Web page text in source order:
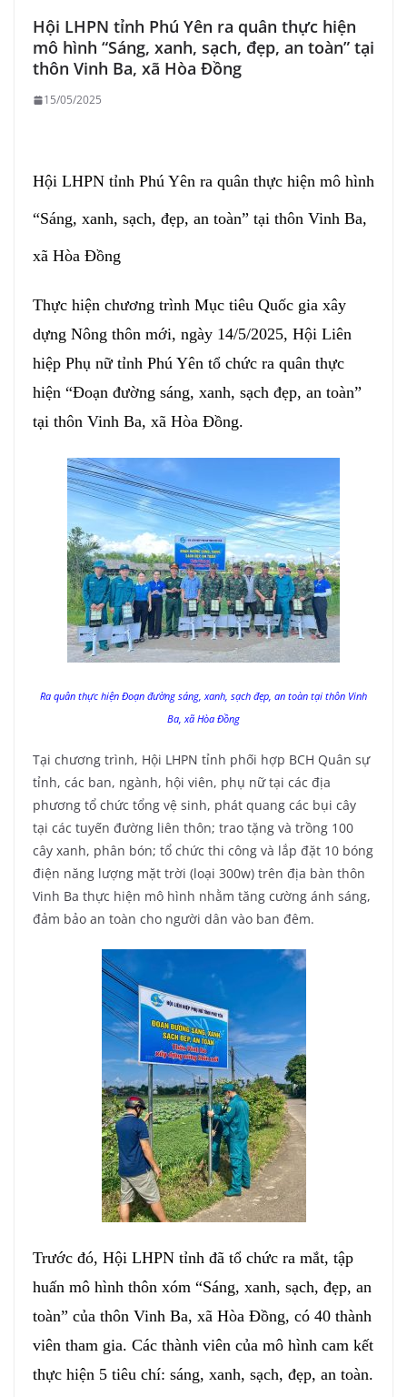
Hội LHPN tỉnh Phú Yên ra quân thực hiện
mô hình “Sáng, xanh, sạch, đẹp, an toàn” tại
thôn Vinh Ba, xã Hòa Đồng
15/05/2025
Hội LHPN tỉnh Phú Yên ra quân thực hiện mô hình
“Sáng, xanh, sạch, đẹp, an toàn” tại thôn Vinh Ba,
xã Hòa Đồng
Thực hiện chương trình Mục tiêu Quốc gia xây
dựng Nông thôn mới, ngày 14/5/2025, Hội Liên
hiệp Phụ nữ tỉnh Phú Yên tổ chức ra quân thực
hiện “Đoạn đường sáng, xanh, sạch đẹp, an toàn”
tại thôn Vinh Ba, xã Hòa Đồng.
Ra quân thực hiện Đoạn đường sáng, xanh, sạch đẹp, an toàn tại thôn Vinh
Ba, xã Hòa Đồng
Tại chương trình, Hội LHPN tỉnh phối hợp BCH Quân sự
tỉnh, các ban, ngành, hội viên, phụ nữ tại các địa
phương tổ chức tổng vệ sinh, phát quang các bụi cây
tại các tuyến đường liên thôn; trao tặng và trồng 100
cây xanh, phân bón; tổ chức thi công và lắp đặt 10 bóng
điện năng lượng mặt trời (loại 300w) trên địa bàn thôn
Vinh Ba thực hiện mô hình nhằm tăng cường ánh sáng,
đảm bảo an toàn cho người dân vào ban đêm.
Trước đó, Hội LHPN tỉnh đã tổ chức ra mắt, tập
huấn mô hình thôn xóm “Sáng, xanh, sạch, đẹp, an
toàn” của thôn Vinh Ba, xã Hòa Đồng, có 40 thành
viên tham gia. Các thành viên của mô hình cam kết
thực hiện 5 tiêu chí: sáng, xanh, sạch, đẹp, an toàn.